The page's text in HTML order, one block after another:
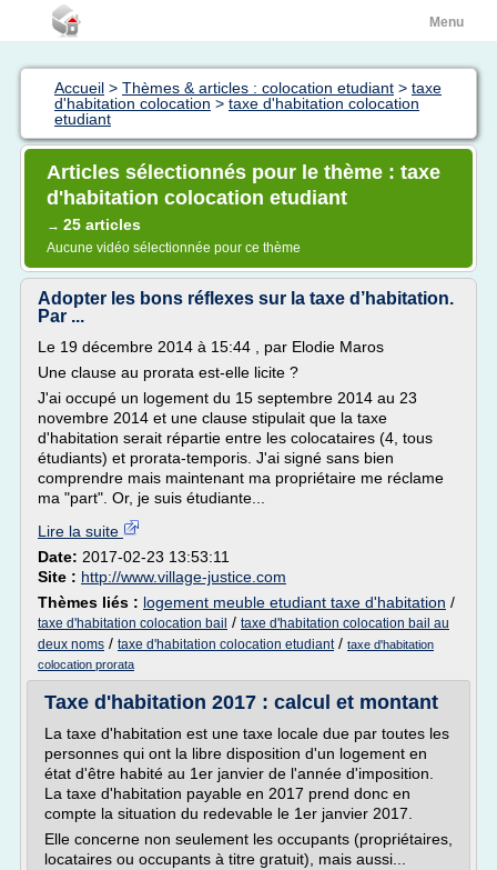
Menu
Accueil > Thèmes & articles : colocation etudiant > taxe
d'habitation colocation > taxe d'habitation colocation
etudiant
Articles sélectionnés pour le thème : taxe
d'habitation colocation etudiant
→ 25 articles
Aucune vidéo sélectionnée pour ce thème
Adopter les bons réflexes sur la taxe d’habitation.
Par ...
Le 19 décembre 2014 à 15:44 , par Elodie Maros
Une clause au prorata est-elle licite ?
J'ai occupé un logement du 15 septembre 2014 au 23
novembre 2014 et une clause stipulait que la taxe
d'habitation serait répartie entre les colocataires (4, tous
étudiants) et prorata-temporis. J'ai signé sans bien
comprendre mais maintenant ma propriétaire me réclame
ma "part". Or, je suis étudiante...
Lire la suite
Date: 2017-02-23 13:53:11
Site : http://www.village-justice.com
Thèmes liés : logement meuble etudiant taxe d'habitation /
taxe d'habitation colocation bail / taxe d'habitation colocation bail au
deux noms / taxe d'habitation colocation etudiant/ taxe d'habitation
colocation prorata
Taxe d'habitation 2017 : calcul et montant
La taxe d'habitation est une taxe locale due par toutes les
personnes qui ont la libre disposition d'un logement en
état d'être habité au 1er janvier de l'année d'imposition.
La taxe d'habitation payable en 2017 prend donc en
compte la situation du redevable le 1er janvier 2017.
Elle concerne non seulement les occupants (propriétaires,
locataires ou occupants à titre gratuit), mais aussi...